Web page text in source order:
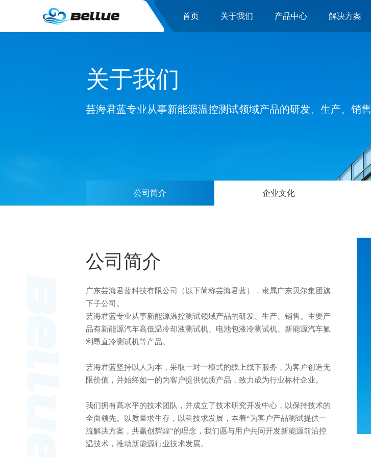
首页 关于我们 产品中心 解决方案
关于我们
芸海君蓝专业从事新能源温控测试领域产品的研发、生产、销售
公司简介 企业文化
公司简介
广东芸海君蓝科技有限公司（以下简称芸海君蓝），隶属广东贝尔集团旗
下子公司。
芸海君蓝专业从事新能源温控测试领域产品的研发、生产、销售。主要产
品有新能源汽车高低温冷却液测试机、电池包液冷测试机、新能源汽车氟
利昂直冷测试机等产品。
芸海君蓝坚持以人为本，采取一对一模式的线上线下服务，为客户创造无
限价值，并始终如一的为客户提供优质产品，致力成为行业标杆企业。
我们拥有高水平的技术团队，并成立了技术研究开发中心，以保持技术的
全面领先。以质量求生存，以科技求发展，本着“为客户产品测试提供一
流解决方案，共赢创辉煌”的理念，我们愿与用户共同开发新能源前沿控
温技术，推动新能源行业技术发展。